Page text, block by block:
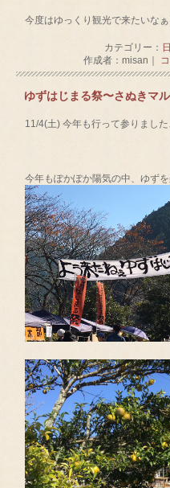
今度はゆっくり観光で来たいな
カテゴリー：
作成者：misan｜
ゆずはじまる祭〜さぬきマ
11/4(土) 今年も行って参りまし
今年もぽかぽか陽気の中、ゆず